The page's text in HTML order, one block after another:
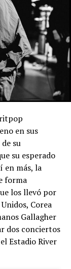
en sus
su
su esperado
en más, la
forma
los llevó por
Corea
Gallagher
dos conciertos
Estadio River